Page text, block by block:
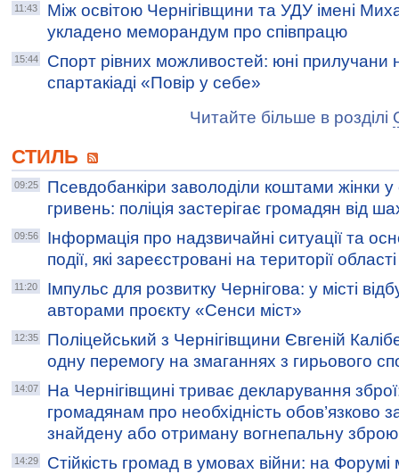
11:43
Між освітою Чернігівщини та УДУ імені
укладено меморандум про співпрацю
15:44
Спорт рівних можливостей: юні прилучани
спартакіаді «Повір у себе»
Читайте більше в розділі
СТИЛЬ
09:25
Псевдобанкіри заволоділи коштами жінки
гривень: поліція застерігає громадян від
09:56
Інформація про надзвичайні ситуації та
події, які зареєстровані на території
11:20
Імпульс для розвитку Чернігова: у місті
авторами проєкту «Сенси міст»
12:35
Поліцейський з Чернігівщини Євгеній
одну перемогу на змаганнях з гирьового
14:07
На Чернігівщині триває декларування
громадянам про необхідність обов’язково
знайдену або отриману вогнепальну
14:29
Стійкість громад в умовах війни: на Форумі